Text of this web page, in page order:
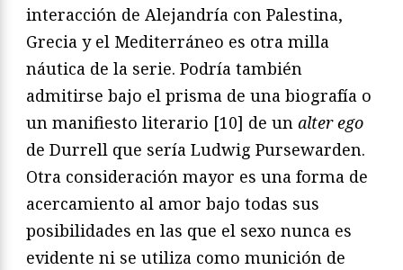
interacción de Alejandría con Palestina,
Grecia y el Mediterráneo es otra milla
náutica de la serie. Podría también
admitirse bajo el prisma de una biografía o
un manifiesto literario [10] de un alter ego
de Durrell que sería Ludwig Pursewarden.
Otra consideración mayor es una forma de
acercamiento al amor bajo todas sus
posibilidades en las que el sexo nunca es
evidente ni se utiliza como munición de